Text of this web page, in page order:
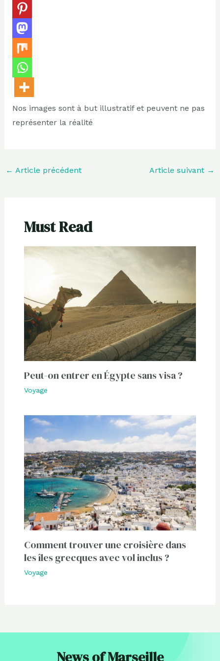
Nos images sont à but illustratif et peuvent ne pas
représenter la réalité
← Article précédent Article suivant →
Must Read
Peut-on entrer en Égypte sans visa ?
Voyage
Comment trouver une croisière dans
les îles grecques avec vol inclus ?
Voyage
News of Marseille